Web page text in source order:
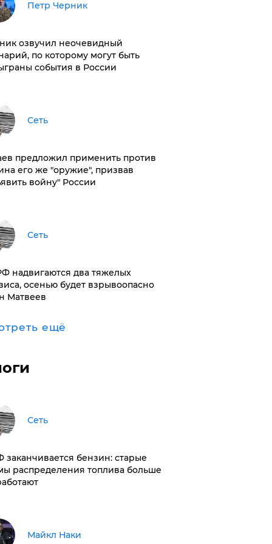
Петр Черник
озвучил неочевидный
по которому могут быть
события в России
Сеть
предложил применить против
его же "оружие", призвав
войну" России
Сеть
надвигаются два тяжелых
осенью будет взрывоопасно
Матвеев
ещё
Сеть
заканчивается бензин: старые
распределения топлива больше
Майкл Наки